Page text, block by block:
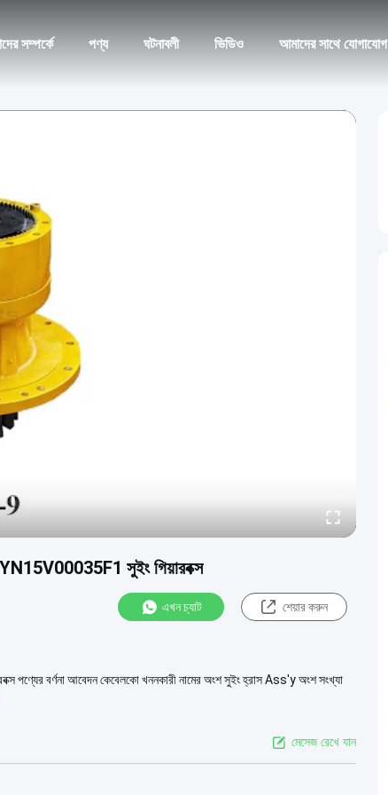
সম্পর্কে পণ্য ঘটনাবলী ভিডিও আমাদের সাথে যোগাযোগ
সুইং গিয়ারবক্স
এখন চ্যাট শেয়ার করুন
বর্ণনা আবেদন কেবেলকো খননকারী নামের অংশ সুইং হ্রাস Ass'y অংশ সংখ্যা
মেসেজ রেখে যান